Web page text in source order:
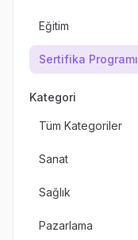
Eğitim
Sertifika Programı
Kategori
Tüm Kategoriler
Sanat
Sağlık
Pazarlama